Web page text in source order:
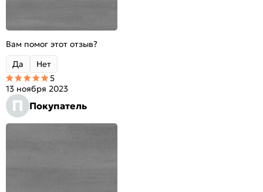
Вам помог этот отзыв?
Да
Нет
П Покупатель
13 ноября 2023
5